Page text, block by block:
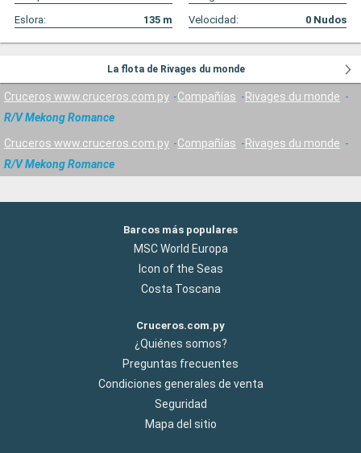
Eslora:
135 m Velocidad: 0 Nudos
La flota de Rivages du monde
Cruceros www.cruceros.com.py Compañías
Rivages du monde
R/V Mekong Romance
Cruceros www.cruceros.com.py Compañías
Rivages du monde
R/V Mekong Romance
Barcos más populares
MSC World Europa
Icon of the Seas
Costa Toscana
Cruceros.com.py
¿Quiénes somos?
Preguntas frecuentes
Condiciones generales de venta
Seguridad
Mapa del sitio